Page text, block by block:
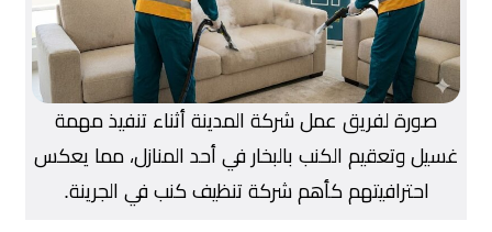
صورة لفريق عمل شركة المدينة أثناء تنفيذ مهمة
غسيل وتعقيم الكنب بالبخار في أحد المنازل، مما يعكس
احترافيتهم كأهم شركة تنظيف كنب في الجرينة.